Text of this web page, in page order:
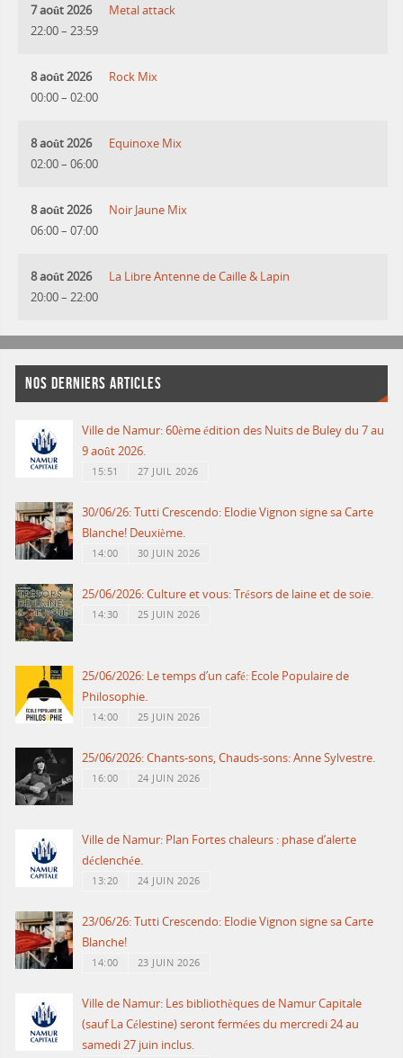
7 août 2026
22:00– 23:59
Metal attack
8 août 2026
00:00– 02:00
Rock Mix
8 août 2026
02:00– 06:00
Equinoxe Mix
8 août 2026
06:00– 07:00
Noir Jaune Mix
8 août 2026
20:00– 22:00
La Libre Antenne de Caille & Lapin
NOS DERNIERS ARTICLES
Ville de Namur: 60ème édition des Nuits de Buley du 7 au
9 août 2026.
15:51 27 JUIL 2026
30/06/26: Tutti Crescendo: Elodie Vignon signe sa Carte
Blanche! Deuxième.
14:00 30 JUIN 2026
25/06/2026: Culture et vous: Trésors de laine et de soie.
14:30 25 JUIN 2026
25/06/2026: Le temps d’un café: Ecole Populaire de
Philosophie.
14:00 25 JUIN 2026
25/06/2026: Chants-sons, Chauds-sons: Anne Sylvestre.
16:00 24 JUIN 2026
Ville de Namur: Plan Fortes chaleurs : phase d’alerte
déclenchée.
13:20 24 JUIN 2026
23/06/26: Tutti Crescendo: Elodie Vignon signe sa Carte
Blanche!
14:00 23 JUIN 2026
Ville de Namur: Les bibliothèques de Namur Capitale
(sauf La Célestine) seront fermées du mercredi 24 au
samedi 27 juin inclus.